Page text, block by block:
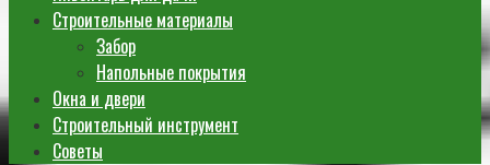
Строительные материалы
Забор
Напольные покрытия
Окна и двери
Строительный инструмент
Советы